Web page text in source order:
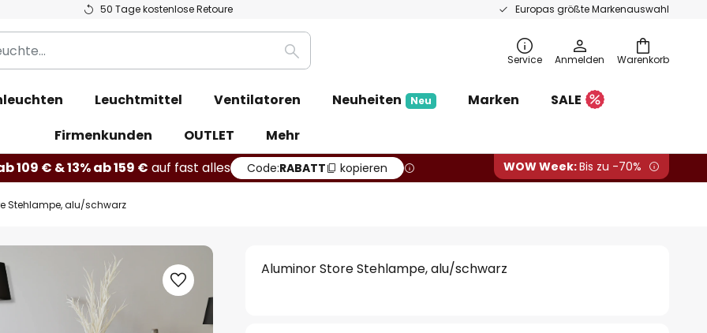
50 Tage kostenlose Retoure Europas größte Markenauswahl
Warenkorb
Suche Service Anmelden
Leuchtmittel Ventilatoren Neuheiten Neu Marken
SALE
Firmenkunden
OUTLET
Mehr
109 € & 13% ab 159 € auf fast alles Code:RABATT kopieren WOW Week:Bis zu -70%
Stehlampe, alu/schwarz
Aluminor Store Stehlampe, alu/schwarz